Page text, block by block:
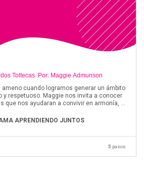
Toltecas. Por: Maggie Admunson
ameno cuando logramos generar un ámbito
y respetuoso. Maggie nos invita a conocer
que nos ayudaran a convivir en armonía, a
APRENDIENDO JUNTOS
5 pasos